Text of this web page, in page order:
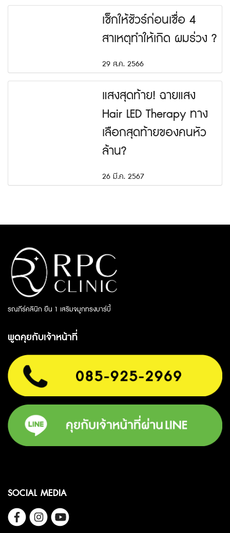
เช็กให้ชัวร์ก่อนเชื่อ 4
สาเหตุทำให้เกิด ผมร่วง ?
29 ส.ค. 2566
แสงสุดท้าย! ฉายแสง
Hair LED Therapy ทาง
เลือกสุดท้ายของคนหัว
ล้าน?
26 มี.ค. 2567
รณภีร์คลินิก ยืน 1 เสริมจมูกทรงบาร์บี้
พูดคุยกับเจ้าหน้าที่
SOCIAL MEDIA